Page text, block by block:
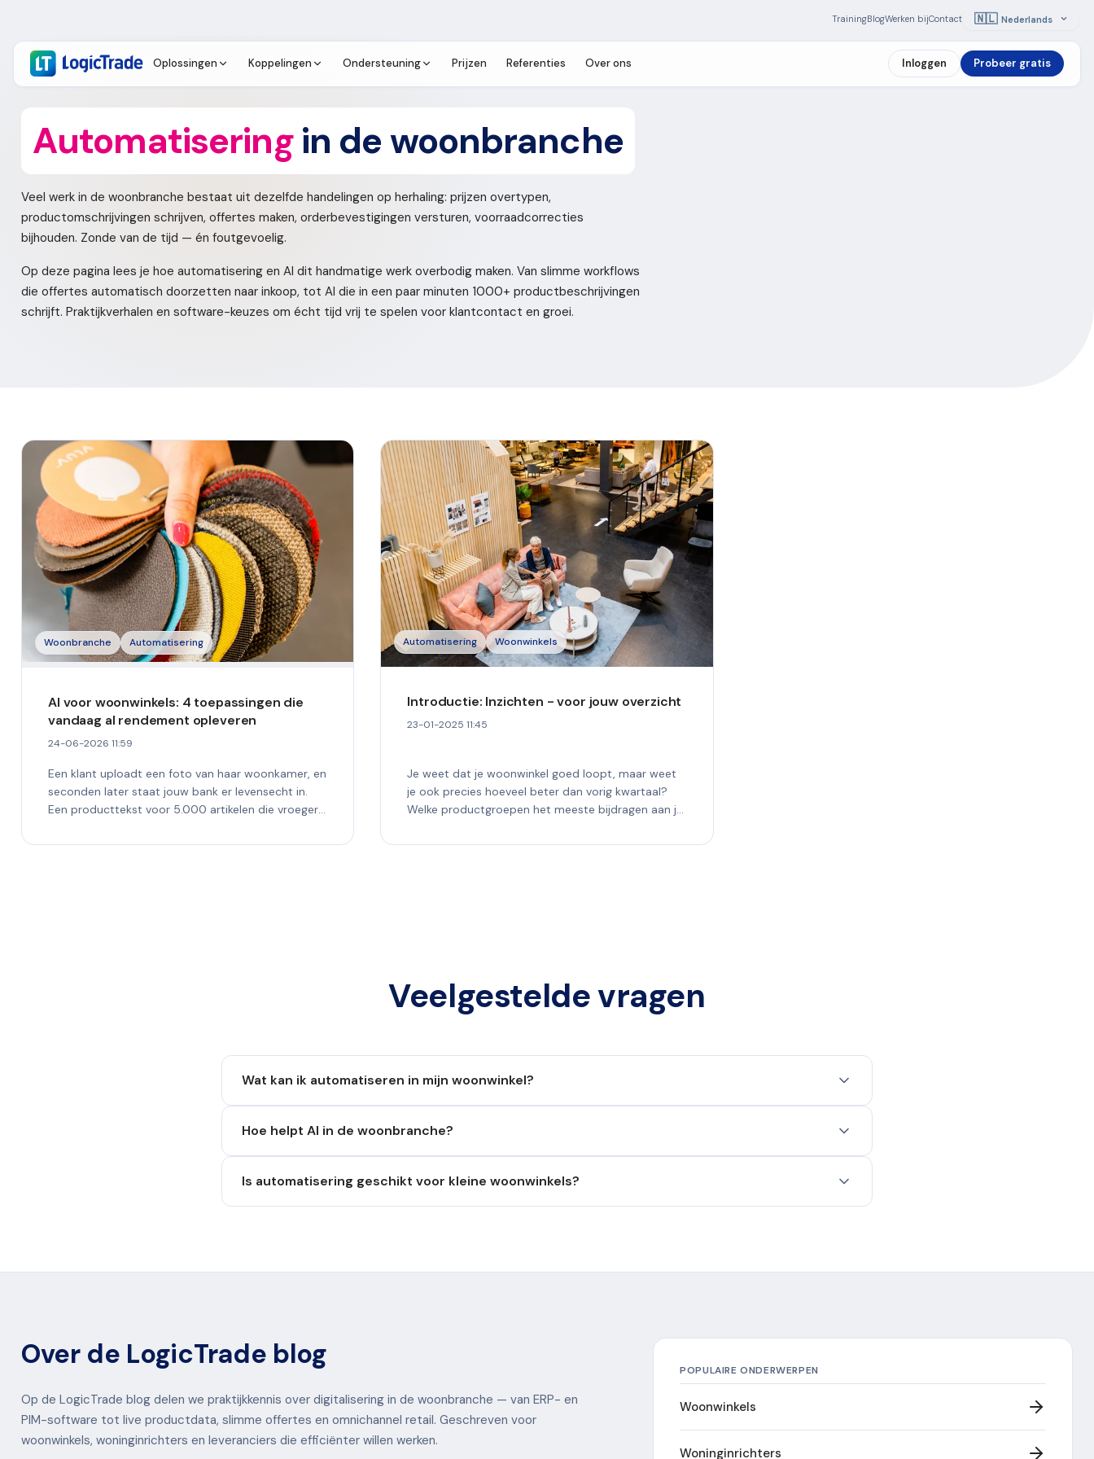
TrainingBlogWerken bijContact 🇳🇱 Nederlands
Oplossingen Koppelingen Ondersteuning Prijzen Referenties Over ons Inloggen Probeer gratis
Automatiseringin de woonbranche
Veel werk in de woonbranche bestaat uit dezelfde handelingen op herhaling: prijzen overtypen,
productomschrijvingen schrijven, offertes maken, orderbevestigingen versturen, voorraadcorrecties
bijhouden. Zonde van de tijd — én foutgevoelig.
Op deze pagina lees je hoe automatisering en AI dit handmatige werk overbodig maken. Van slimme workflows
die offertes automatisch doorzetten naar inkoop, tot AI die in een paar minuten 1000+ productbeschrijvingen
schrijft. Praktijkverhalen en software-keuzes om écht tijd vrij te spelen voor klantcontact en groei.
Woonbranche Automatisering
AI voor woonwinkels: 4 toepassingen die
vandaag al rendement opleveren
24-06-2026 11:59
Een klant uploadt een foto van haar woonkamer, en
seconden later staat jouw bank er levensecht in.
Een producttekst voor 5.000 artikelen die vroeger
Automatisering Woonwinkels
Introductie: Inzichten - voor jouw overzicht
23-01-2025 11:45
Je weet dat je woonwinkel goed loopt, maar weet
je ook precies hoeveel beter dan vorig kwartaal?
Welke productgroepen het meeste bijdragen aan je
Veelgestelde vragen
Wat kan ik automatiseren in mijn woonwinkel?
Hoe helpt AI in de woonbranche?
Is automatisering geschikt voor kleine woonwinkels?
Over de LogicTrade blog
Op de LogicTrade blog delen we praktijkkennis over digitalisering in de woonbranche — van ERP- en
PIM-software tot live productdata, slimme offertes en omnichannel retail. Geschreven voor
woonwinkels, woninginrichters en leveranciers die efficiënter willen werken.
POPULAIRE ONDERWERPEN
Woonwinkels
Woninginrichters